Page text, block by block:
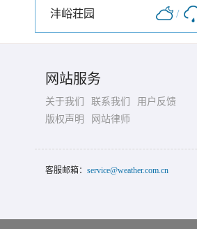
沣峪荘园 /
网站服务
关于我们 联系我们
用户反馈
版权声明
网站律师
客服邮箱： service@weather.com.cn